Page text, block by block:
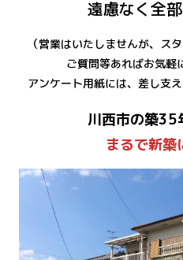
遠慮なく全
（営業はいたしませんが、ス
ご質問等あればお気軽
アンケート用紙には、差し支
川西市の築35
まるで新築